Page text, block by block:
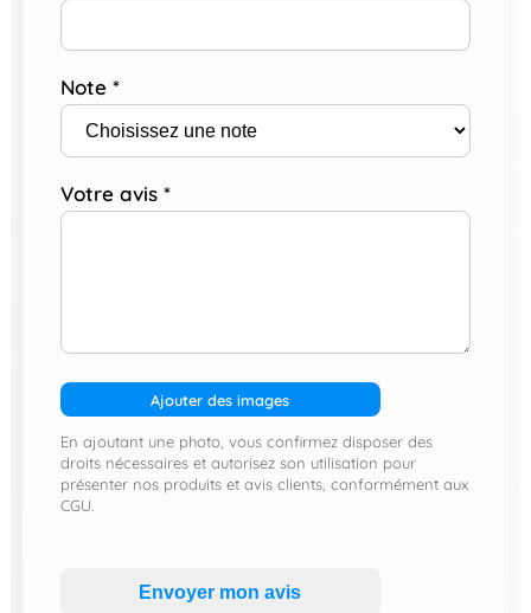
Note *
Votre avis *
Ajouter des images
En ajoutant une photo, vous confirmez disposer des
droits nécessaires et autorisez son utilisation pour
présenter nos produits et avis clients, conformément aux
CGU.
Envoyer mon avis